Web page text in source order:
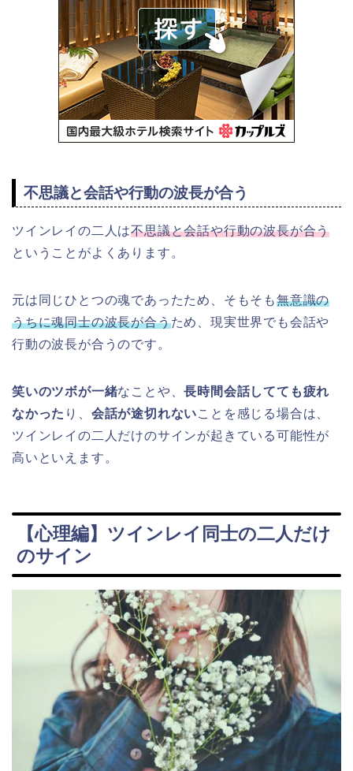
不思議と会話や行動の波長が合う
ツインレイの二人は不思議と会話や行動の波長が合う
ということがよくあります。
元は同じひとつの魂であったため、そもそも無意識の
うちに魂同士の波長が合うため、現実世界でも会話や
行動の波長が合うのです。
笑いのツボが一緒なことや、長時間会話してても疲れ
なかった り、 会話が途切れないことを感じる場合は、
ツインレイの二人だけのサインが起きている可能性が
高いといえます。
【心理編】ツインレイ同士の二人だけ
のサイン